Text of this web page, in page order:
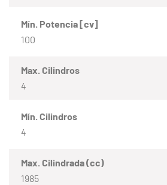
Mín. Potencia [cv]
100
Max. Cilindros
4
Mín. Cilindros
4
Max. Cilindrada (cc)
1985